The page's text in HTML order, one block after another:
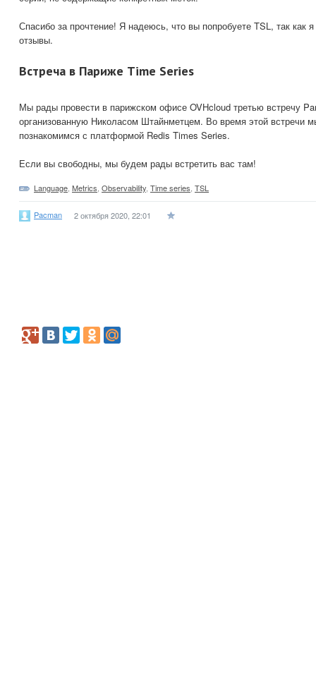
Спасибо за прочтение! Я надеюсь, что вы попробуете TSL, так как
отзывы.
Встреча в Париже Time Series
Мы рады провести в парижском офисе OVHcloud третью встречу
организованную Николасом Штайнметцем. Во время этой встречи
познакомимся с платформой Redis Times Series.
Если вы свободны, мы будем рады встретить вас там!
Language, Metrics, Observability, Time series, TSL
Pacman 2 октября 2020, 22:01